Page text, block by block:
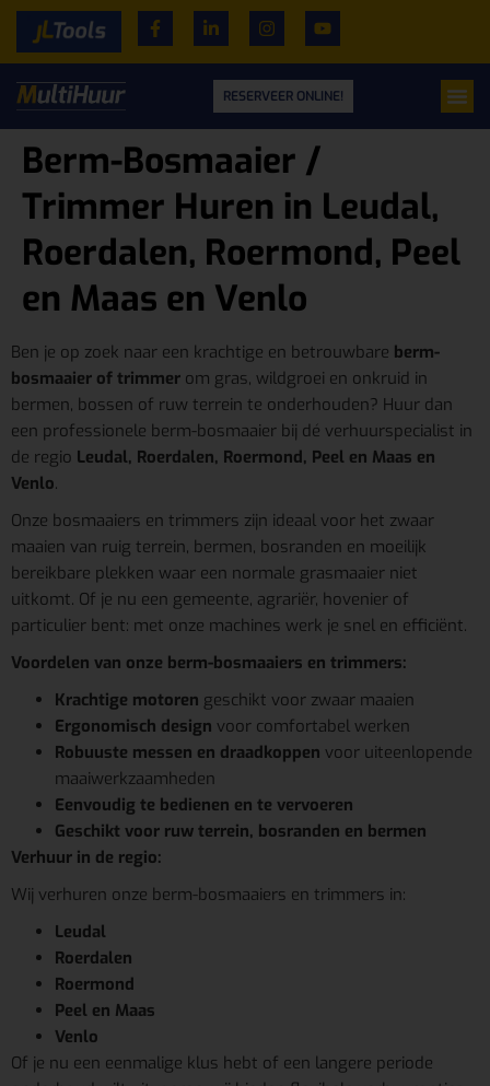
RESERVEER ONLINE!
Berm-Bosmaaier /
Trimmer Huren in Leudal,
Roerdalen, Roermond, Peel
en Maas en Venlo
Ben je op zoek naar een krachtige en betrouwbare berm-
bosmaaier of trimmer om gras, wildgroei en onkruid in
bermen, bossen of ruw terrein te onderhouden? Huur dan
een professionele berm-bosmaaier bij dé verhuurspecialist in
de regio Leudal, Roerdalen, Roermond, Peel en Maas en
Venlo.
Onze bosmaaiers en trimmers zijn ideaal voor het zwaar
maaien van ruig terrein, bermen, bosranden en moeilijk
bereikbare plekken waar een normale grasmaaier niet
uitkomt. Of je nu een gemeente, agrariër, hovenier of
particulier bent: met onze machines werk je snel en efficiënt.
Voordelen van onze berm-bosmaaiers en trimmers:
Krachtige motoren geschikt voor zwaar maaien
Ergonomisch design voor comfortabel werken
Robuuste messen en draadkoppen voor uiteenlopende
maaiwerkzaamheden
Eenvoudig te bedienen en te vervoeren
Geschikt voor ruw terrein, bosranden en bermen
Verhuur in de regio:
Wij verhuren onze berm-bosmaaiers en trimmers in:
Leudal
Roerdalen
Roermond
Peel en Maas
Venlo
Of je nu een eenmalige klus hebt of een langere periode